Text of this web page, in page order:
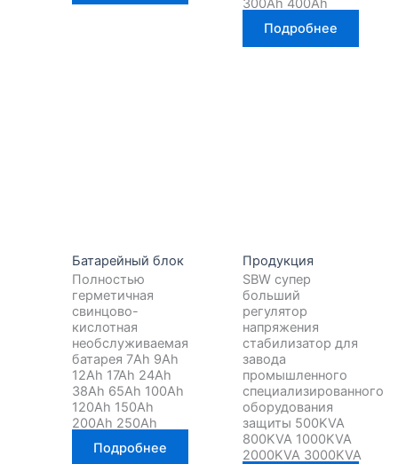
300Ah 400Ah
Подробнее
Батарейный блок
Полностью
герметичная
свинцово-
кислотная
необслуживаемая
батарея 7Ah 9Ah
12Ah 17Ah 24Ah
38Ah 65Ah 100Ah
120Ah 150Ah
200Ah 250Ah
Подробнее
Продукция
SBW супер
больший
регулятор
напряжения
стабилизатор для
завода
промышленного
специализированного
оборудования
защиты 500KVA
800KVA 1000KVA
2000KVA 3000KVA